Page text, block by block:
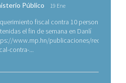
Público 19 Ene
fiscal contra 10 personas
el fin de semana en Danlí
www.mp.hn/publicaciones/
contra-...